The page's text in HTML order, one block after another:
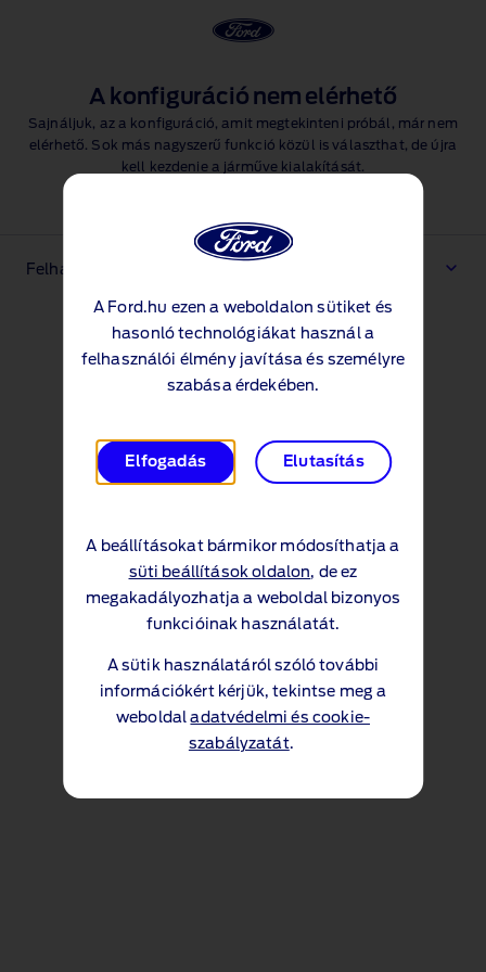
A konfiguráció nem elérhető
Sajnáljuk, az a konfiguráció, amit megtekinteni próbál, már nem
elérhető. Sok más nagyszerű funkció közül is választhat, de újra
kell kezdenie a járműve kialakítását.
Felhasználási feltételek
A Ford.hu ezen a weboldalon sütiket és
hasonló technológiákat használ a
felhasználói élmény javítása és személyre
szabása érdekében.
Elfogadás Elutasítás
A beállításokat bármikor módosíthatja a
süti beállítások oldalon, de ez
megakadályozhatja a weboldal bizonyos
funkcióinak használatát.
A sütik használatáról szóló további
információkért kérjük, tekintse meg a
weboldaladatvédelmi és cookie-
szabályzatát.